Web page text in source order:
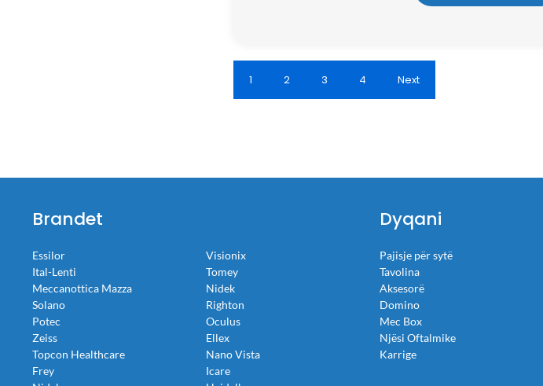
1 2 3 4 Next
Brandet
Essilor
Ital-Lenti
Meccanottica Mazza
Solano
Potec
Zeiss
Topcon Healthcare
Frey
Visionix
Tomey
Nidek
Righton
Oculus
Ellex
Nano Vista
Icare
Dyqani
Pajisje për sytë
Tavolina
Aksesorë
Domino
Mec Box
Njësi Oftalmike
Karrige